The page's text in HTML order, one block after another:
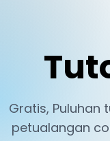
Gratis,
petualangan